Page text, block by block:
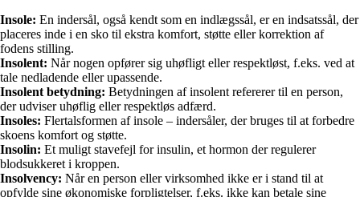
Insole: En indersål, også kendt som en indlægssål, er en indsatssål, der
placeres inde i en sko til ekstra komfort, støtte eller korrektion af
fodens stilling.
Insolent: Når nogen opfører sig uhøfligt eller respektløst, f.eks. ved at
tale nedladende eller upassende.
Insolent betydning: Betydningen af insolent refererer til en person,
der udviser uhøflig eller respektløs adfærd.
Insoles: Flertalsformen af insole – indersåler, der bruges til at forbedre
skoens komfort og støtte.
Insolin: Et muligt stavefejl for insulin, et hormon der regulerer
blodsukkeret i kroppen.
Insolvency: Når en person eller virksomhed ikke er i stand til at
opfylde sine økonomiske forpligtelser, f.eks. ikke kan betale sine